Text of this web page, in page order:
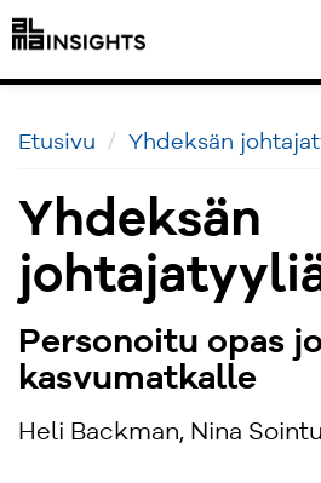
Etusivu Yhdeksän
Yhdeksän
Personoitu opas
kasvumatkalle
Heli Backman, Nina